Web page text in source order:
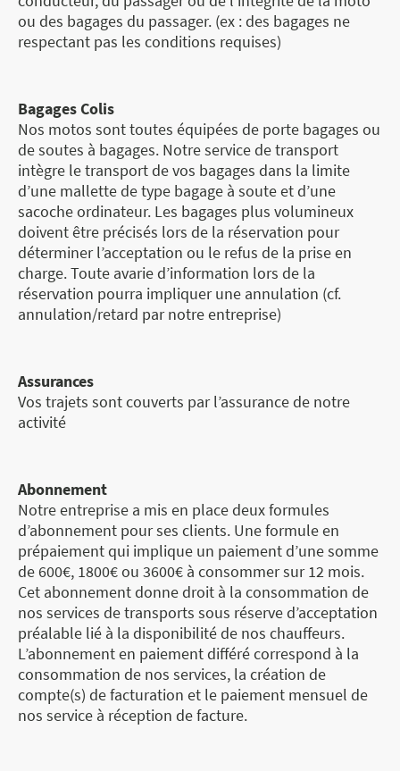
ou des bagages du passager. (ex : des bagages ne
respectant pas les conditions requises)
Bagages Colis
Nos motos sont toutes équipées de porte bagages ou
de soutes à bagages. Notre service de transport
intègre le transport de vos bagages dans la limite
d’une mallette de type bagage à soute et d’une
sacoche ordinateur. Les bagages plus volumineux
doivent être précisés lors de la réservation pour
déterminer l’acceptation ou le refus de la prise en
charge. Toute avarie d’information lors de la
réservation pourra impliquer une annulation (cf.
annulation/retard par notre entreprise)
Assurances
Vos trajets sont couverts par l’assurance de notre
activité
Abonnement
Notre entreprise a mis en place deux formules
d’abonnement pour ses clients. Une formule en
prépaiement qui implique un paiement d’une somme
de 600€, 1800€ ou 3600€ à consommer sur 12 mois.
Cet abonnement donne droit à la consommation de
nos services de transports sous réserve d’acceptation
préalable lié à la disponibilité de nos chauffeurs.
L’abonnement en paiement différé correspond à la
consommation de nos services, la création de
compte(s) de facturation et le paiement mensuel de
nos service à réception de facture.